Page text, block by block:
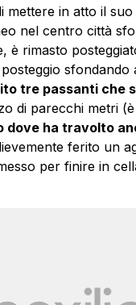
in atto il
nel centro città
è rimasto
tre passanti che
di parecchi metri
dove ha travolto
ferito un
per finire in